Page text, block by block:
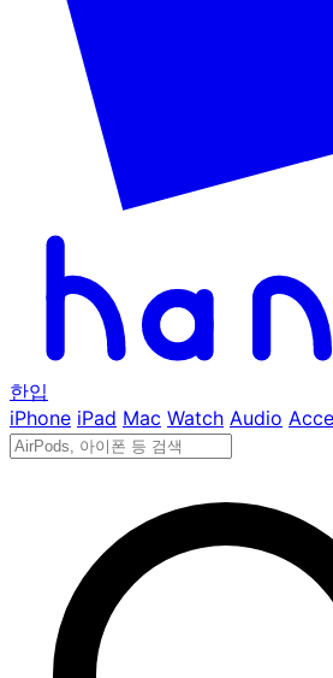
한입
iPhone iPad Mac Watch Audio